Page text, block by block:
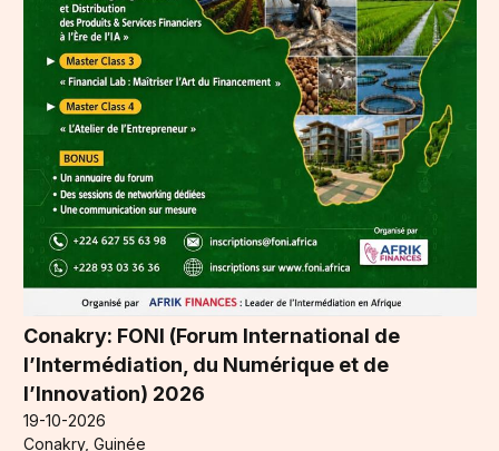
Conakry: FONI (Forum International de
l’Intermédiation, du Numérique et de
l’Innovation) 2026
19-10-2026
Conakry, Guinée